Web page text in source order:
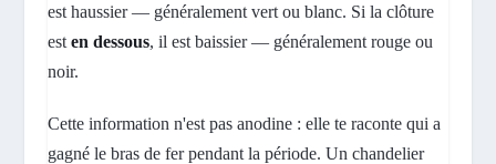
est haussier — généralement vert ou blanc. Si la clôture
est en dessous, il est baissier — généralement rouge ou
noir.
Cette information n'est pas anodine : elle te raconte qui a
gagné le bras de fer pendant la période. Un chandelier